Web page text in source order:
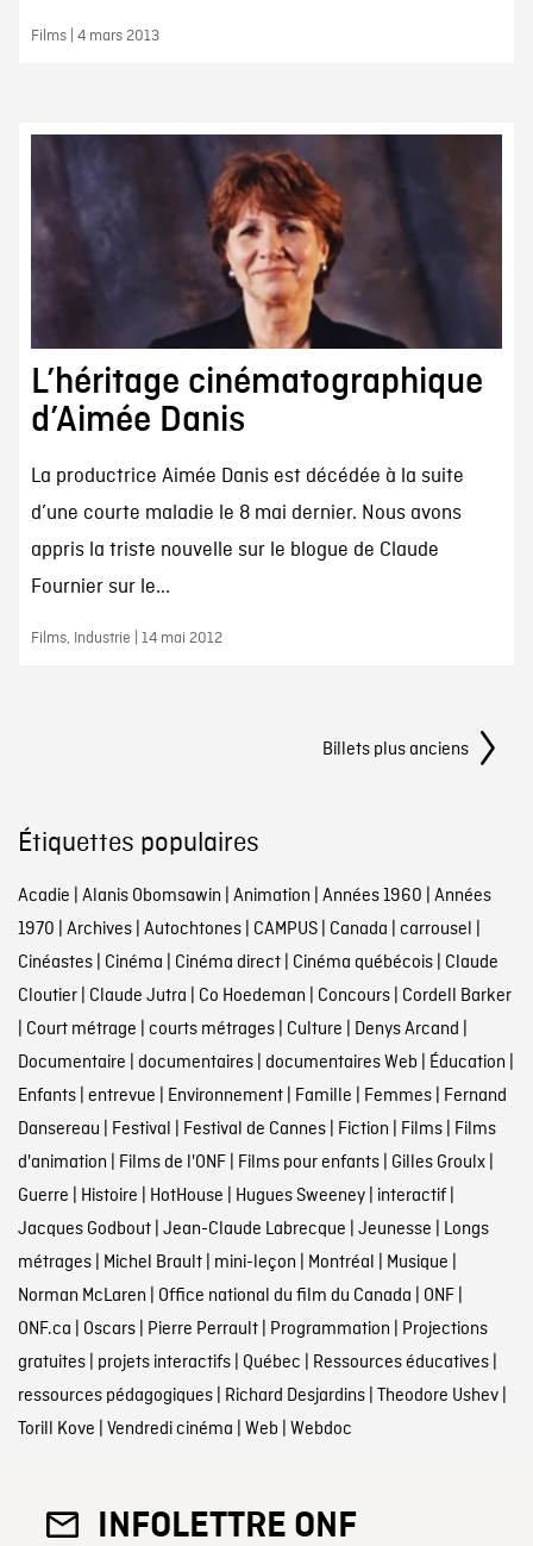
Films | 4 mars 2013
L’héritage cinématographique
d’Aimée Danis
La productrice Aimée Danis est décédée à la suite
d’une courte maladie le 8 mai dernier. Nous avons
appris la triste nouvelle sur le blogue de Claude
Fournier sur le...
Films, Industrie | 14 mai 2012
Billets plus anciens
Étiquettes populaires
Acadie Alanis Obomsawin Animation Années 1960 Années
1970 Archives| Autochtones| CAMPUS| Canada carrousel
Cinéastes| Cinéma Cinéma direct| Cinéma québécois| Claude
Cloutier| Claude Jutra Co Hoedeman Concours| Cordell Barker
Court métrage courts métrages| Culture Denys Arcand
Documentaire documentaires| documentaires Web Éducation
Enfants| entrevue Environnement| Famille Femmes| Fernand
Dansereau Festival Festival de Cannes| Fiction Films| Films
d'animation Films de l'ONF| Films pour enfants| Gilles Groulx|
Guerre Histoire HotHouse Hugues Sweeney| interactif|
Jacques Godbout| Jean-Claude Labrecque Jeunesse Longs
métrages| Michel Brault| mini-leçon Montréal Musique
Norman McLaren Office national du film du Canada ONF|
ONF.ca Oscars| Pierre Perrault| Programmation Projections
gratuites| projets interactifs| Québec Ressources éducatives|
ressources pédagogiques| Richard Desjardins| Theodore Ushev|
Torill Kove Vendredi cinéma Web Webdoc
INFOLETTRE ONF